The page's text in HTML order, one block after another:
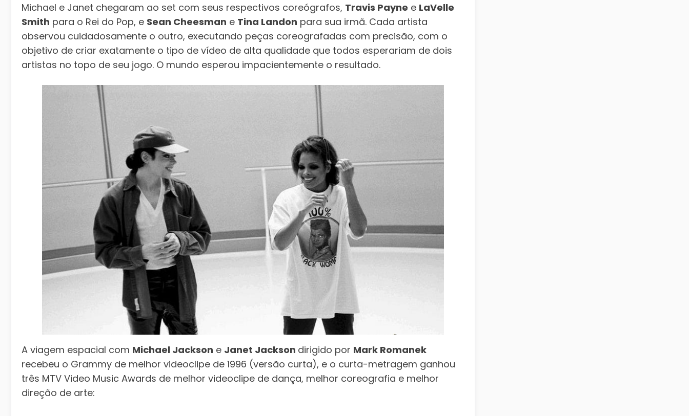
Michael e Janet chegaram ao set com seus respectivos coreógrafos, Travis Payne e LaVelle
Smith para o Rei do Pop, e Sean Cheesman e Tina Landon para sua irmã. Cada artista
observou cuidadosamente o outro, executando peças coreografadas com precisão, com o
objetivo de criar exatamente o tipo de vídeo de alta qualidade que todos esperariam de dois
artistas no topo de seu jogo. O mundo esperou impacientemente o resultado.
A viagem espacial com Michael Jackson e Janet Jackson dirigido por Mark Romanek
recebeu o Grammy de melhor videoclipe de 1996 (versão curta), e o curta-metragem ganhou
três MTV Video Music Awards de melhor videoclipe de dança, melhor coreografia e melhor
direção de arte: